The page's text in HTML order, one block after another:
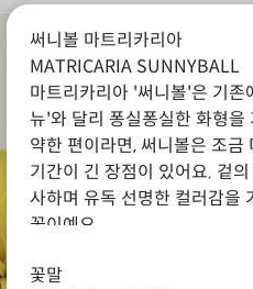
써니볼 마트리카리아
MATRICARIA SUNNYBALL
마트리카리아 '써니볼'은 기
뉴'와 달리 퐁실퐁실한 화형
약한 편이라면, 써니볼은 조
기간이 긴 장점이 있어요. 겉
사하며 유독 선명한 컬러감을
꽃이예요.
꽃말